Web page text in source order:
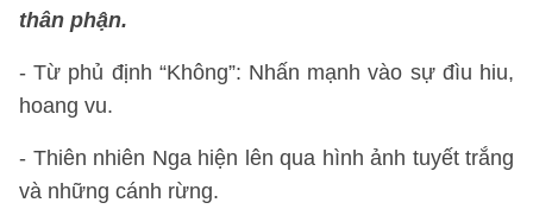
thân phận.
- Từ phủ định “Không”: Nhấn mạnh vào sự đìu hiu,
hoang vu.
- Thiên nhiên Nga hiện lên qua hình ảnh tuyết trắng
và những cánh rừng.